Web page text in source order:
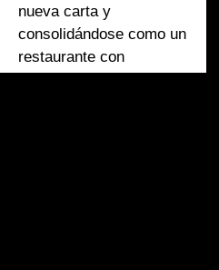
nueva carta y
consolidándose como un
restaurante con